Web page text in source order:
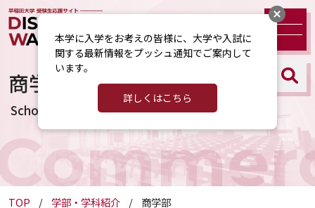
商学部
School of Commerce
TOP 学部・学科紹介 商学部
本学に入学をお考えの皆様に、大学や入試に
関する最新情報をプッシュ通知でご案内して
います。
詳しくはこちら